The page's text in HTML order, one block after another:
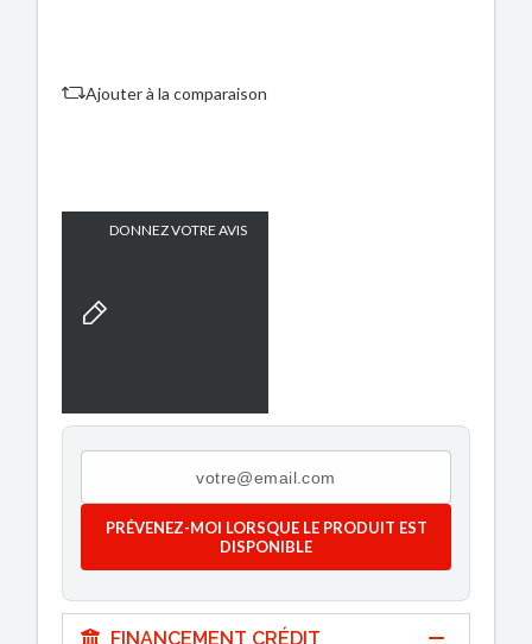
Ajouter à la comparaison
DONNEZ VOTRE AVIS
PRÉVENEZ-MOI LORSQUE LE PRODUIT EST
DISPONIBLE
FINANCEMENT CRÉDIT